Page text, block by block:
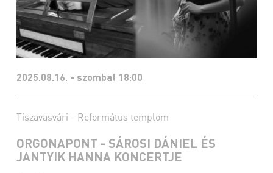
2025.08.16. - szombat 18:00
Tiszavasvári - Református templom
ORGONAPONT - SÁROSI DÁNIEL ÉS
JANTYIK HANNA KONCERTJE